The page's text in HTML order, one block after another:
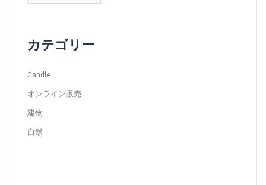
カ
カテゴリー
Candle
オンライン販売
建物
自然